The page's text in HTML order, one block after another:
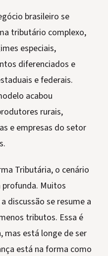
brasileiro se
tributário complexo,
especiais,
diferenciados e
e federais.
acabou
rurais,
e empresas do setor
Tributária, o cenário
Muitos
discussão se resume a
tributos. Essa é
mas está longe de ser
está na forma como